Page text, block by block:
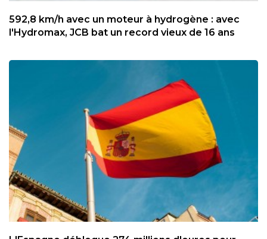
592,8 km/h avec un moteur à hydrogène : avec
l'Hydromax, JCB bat un record vieux de 16 ans